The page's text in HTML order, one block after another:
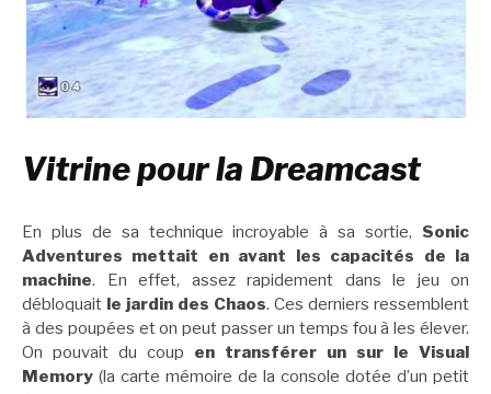
Vitrine pour la Dreamcast
En plus de sa technique incroyable à sa sortie, Sonic
Adventures mettait en avant les capacités de la
machine. En effet, assez rapidement dans le jeu on
débloquait le jardin des Chaos. Ces derniers ressemblent
à des poupées et on peut passer un temps fou à les élever.
On pouvait du coup en transférer un sur le Visual
Memory (la carte mémoire de la console dotée d’un petit